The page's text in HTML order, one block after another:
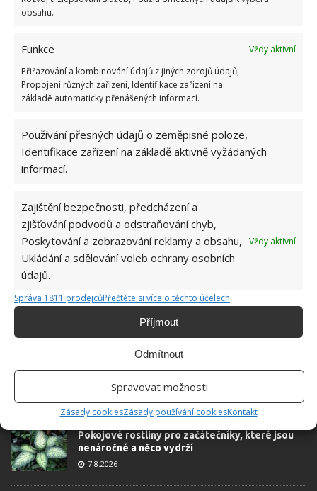
obsahu.
Funkce
Vždy aktivní
Přiřazování a kombinování údajů z jiných zdrojů údajů,
Propojení různých zařízení, Identifikace zařízení na
základě automaticky přenášených informací.
Používání přesných údajů o zeměpisné poloze,
Identifikace zařízení na základě aktivně vyžádaných
informací.
Zajištění bezpečnosti, předcházení a
zjišťování podvodů a odstraňování chyb,
Poskytování a zobrazování reklamy a obsahu,
Ukládání a sdělování voleb ochrany osobních
údajů.
Vždy aktivní
Správa 1811 prodejcůPřečtěte si více o těchto účelech
Příjmout
Odmítnout
Spravovat možnosti
Zásady cookiesZásady používání cookiesKontakt
Kdo je zažil, bez problému získá 12 ze 12 bodů
12.5.2026
dobrý přehled
23.6.2026
socialismu: Tehdejší řidiči musí získat 10 z 10
bodů
7.8.2026
Pokojové rostliny pro začátečníky, které jsou
nenáročné a něco vydrží
7.8.2026